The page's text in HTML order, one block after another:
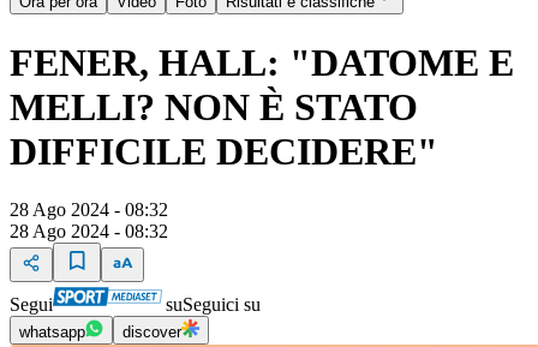
FENER, HALL: "DATOME E
MELLI? NON È STATO
DIFFICILE DECIDERE"
28 Ago 2024 - 08:32
28 Ago 2024 - 08:32
Segui suSeguici su
whatsapp discover